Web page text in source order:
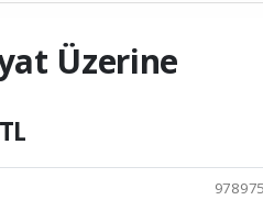
Üzerine